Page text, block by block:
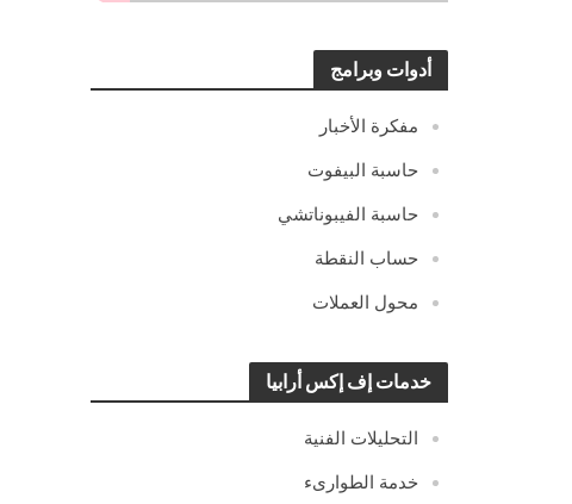
أدوات وبرامج
مفكرة الأخبار
حاسبة البيفوت
حاسبة الفيبوناتشي
حساب النقطة
محول العملات
خدمات إف إكس أرابيا
التحليلات الفنية
خدمة الطوارىء